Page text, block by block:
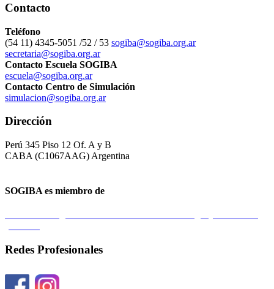
Contacto
Teléfono
(54 11) 4345-5051 /52 / 53 sogiba@sogiba.org.ar
secretaria@sogiba.org.ar
Contacto Escuela SOGIBA
escuela@sogiba.org.ar
Contacto Centro de Simulación
simulacion@sogiba.org.ar
Dirección
Perú 345 Piso 12 Of. A y B
CABA (C1067AAG) Argentina
SOGIBA es miembro de
Redes Profesionales